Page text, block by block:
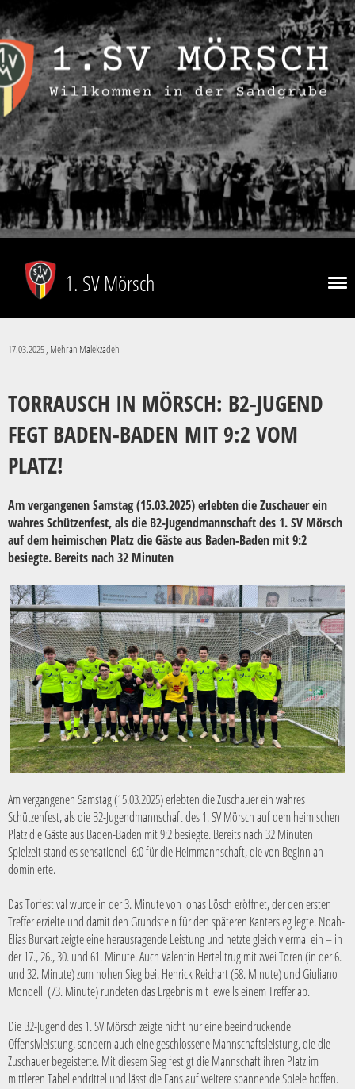
1. SV Mörsch
17.03.2025, Mehran Malekzadeh
TORRAUSCH IN MÖRSCH: B2-JUGEND
FEGT BADEN-BADEN MIT 9:2 VOM
PLATZ!
Am vergangenen Samstag (15.03.2025) erlebten die Zuschauer ein
wahres Schützenfest, als die B2-Jugendmannschaft des 1. SV Mörsch
auf dem heimischen Platz die Gäste aus Baden-Baden mit 9:2
besiegte. Bereits nach 32 Minuten
Am vergangenenSamstag (15.03.2025)erlebten die Zuschauer ein wahres
Schützenfest, als die B2-Jugendmannschaft des 1. SV Mörsch auf dem heimischen
Platz die Gäste aus Baden-Baden mit 9:2 besiegte. Bereits nach 32 Minuten
Spielzeit stand es sensationell 6:0 für die Heimmannschaft, die von Beginn an
dominierte.
Das Torfestival wurde in der 3. Minute von Jonas Lösch eröffnet, der den ersten
Treffer erzielte und damit den Grundstein für den späteren Kantersieg legte. Noah-
Elias Burkart zeigte eine herausragende Leistung und netzte gleich viermal ein – in
der 17., 26., 30. und 61. Minute. Auch Valentin Hertel trug mit zwei Toren (in der6.
und32. Minute) zum hohen Sieg bei. Henrick Reichart(58. Minute)und Giuliano
Mondelli(73. Minute)rundeten das Ergebnis mit jeweils einem Treffer ab.
Die B2-Jugend des 1. SV Mörsch zeigte nicht nur eine beeindruckende
Offensivleistung, sondern auch eine geschlossene Mannschaftsleistung, die die
Zuschauer begeisterte. Mit diesem Sieg festigt die Mannschaft ihren Platz im
mittlerenTabellendrittel und lässt die Fans auf weitere spannende Spiele hoffen.